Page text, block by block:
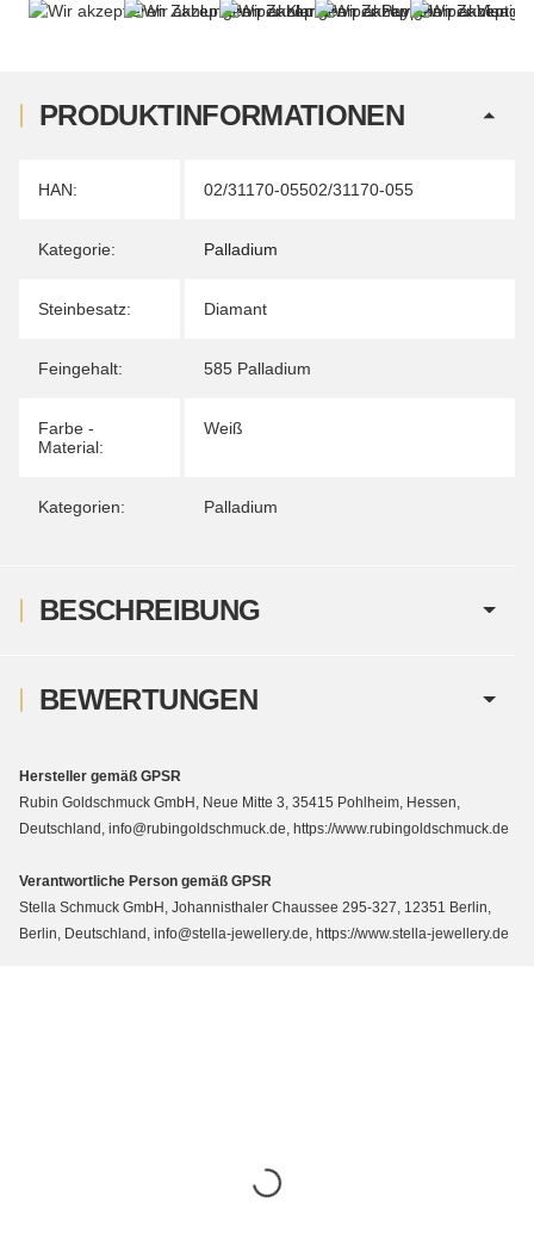
PRODUKTINFORMATIONEN
Produkteigenschaft
Wert
HAN: 02/31170-05502/31170-055
Kategorie: Palladium
Steinbesatz: Diamant
Feingehalt: 585 Palladium
Farbe -
Material:
Weiß
Kategorien: Palladium
BESCHREIBUNG
BEWERTUNGEN
Hersteller gemäß GPSR
Rubin Goldschmuck GmbH, Neue Mitte 3, 35415 Pohlheim, Hessen,
Deutschland, info@rubingoldschmuck.de, https://www.rubingoldschmuck.de
Verantwortliche Person gemäß GPSR
Stella Schmuck GmbH, Johannisthaler Chaussee 295-327, 12351 Berlin,
Berlin, Deutschland, info@stella-jewellery.de, https://www.stella-jewellery.de